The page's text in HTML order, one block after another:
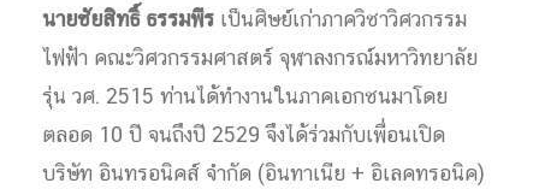
นายชัยสิทธิ์ ธรรมพีรเป็นศิษย์เก่าภาควิชาวิศวกรรม
ไฟฟ้า คณะวิศวกรรมศาสตร์ จุฬาลงกรณ์มหาวิทยาลัย
รุ่น วศ. 2515 ท่านได้ทำงานในภาคเอกชนมาโดย
ตลอด 10 ปี จนถึงปี 2529 จึงได้ร่วมกับเพื่อนเปิด
บริษัท อินทรอนิคส์ จำกัด (อินทาเนีย + อิเลคทรอนิค)